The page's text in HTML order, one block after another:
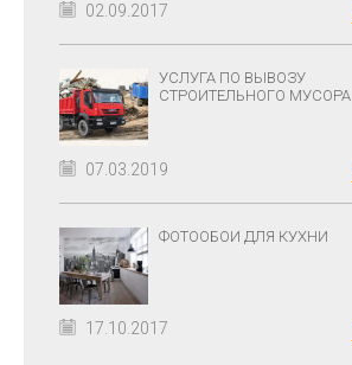
02.09.2017
УСЛУГА ПО ВЫВОЗУ
СТРОИТЕЛЬНОГО МУСОРА
07.03.2019
ФОТООБОИ ДЛЯ КУХНИ
17.10.2017